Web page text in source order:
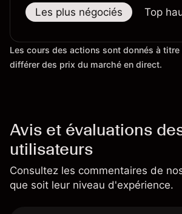
Les plus négociés Top
Les cours des actions sont donnés à
différer des prix du marché en direct.
Avis et évaluations
utilisateurs
Consultez les commentaires de
que soit leur niveau d'expérience.